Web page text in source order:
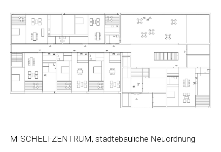
MISCHELI-ZENTRUM, städtebauliche Neuordnung